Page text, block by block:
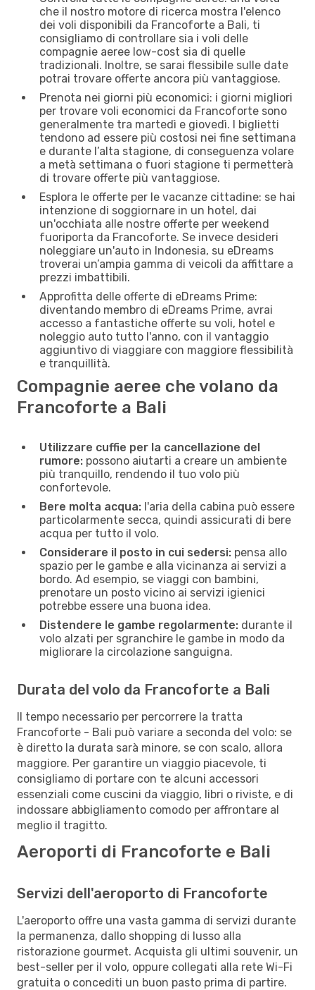
che il nostro motore di ricerca mostra l'elenco
dei voli disponibili da Francoforte a Bali, ti
consigliamo di controllare sia i voli delle
compagnie aeree low-cost sia di quelle
tradizionali. Inoltre, se sarai flessibile sulle date
potrai trovare offerte ancora più vantaggiose.
Prenota nei giorni più economici: i giorni migliori
per trovare voli economici da Francoforte sono
generalmente tra martedì e giovedì. I biglietti
tendono ad essere più costosi nei fine settimana
e durante l’alta stagione, di conseguenza volare
a metà settimana o fuori stagione ti permetterà
di trovare offerte più vantaggiose.
Esplora le offerte per le vacanze cittadine: se hai
intenzione di soggiornare in un hotel, dai
un'occhiata alle nostre offerte per weekend
fuoriporta da Francoforte. Se invece desideri
noleggiare un'auto in Indonesia, su eDreams
troverai un’ampia gamma di veicoli da affittare a
prezzi imbattibili.
Approfitta delle offerte di eDreams Prime:
diventando membro di eDreams Prime, avrai
accesso a fantastiche offerte su voli, hotel e
noleggio auto tutto l'anno, con il vantaggio
aggiuntivo di viaggiare con maggiore flessibilità
e tranquillità.
Compagnie aeree che volano da
Francoforte a Bali
Utilizzare cuffie per la cancellazione del
rumore: possono aiutarti a creare un ambiente
più tranquillo, rendendo il tuo volo più
confortevole.
Bere molta acqua: l'aria della cabina può essere
particolarmente secca, quindi assicurati di bere
acqua per tutto il volo.
Considerare il posto in cui sedersi: pensa allo
spazio per le gambe e alla vicinanza ai servizi a
bordo. Ad esempio, se viaggi con bambini,
prenotare un posto vicino ai servizi igienici
potrebbe essere una buona idea.
Distendere le gambe regolarmente: durante il
volo alzati per sgranchire le gambe in modo da
migliorare la circolazione sanguigna.
Durata del volo da Francoforte a Bali
Il tempo necessario per percorrere la tratta
Francoforte - Bali può variare a seconda del volo: se
è diretto la durata sarà minore, se con scalo, allora
maggiore. Per garantire un viaggio piacevole, ti
consigliamo di portare con te alcuni accessori
essenziali come cuscini da viaggio, libri o riviste, e di
indossare abbigliamento comodo per affrontare al
meglio il tragitto.
Aeroporti di Francoforte e Bali
Servizi dell'aeroporto di Francoforte
L'aeroporto offre una vasta gamma di servizi durante
la permanenza, dallo shopping di lusso alla
ristorazione gourmet. Acquista gli ultimi souvenir, un
best-seller per il volo, oppure collegati alla rete Wi-Fi
gratuita o concediti un buon pasto prima di partire.